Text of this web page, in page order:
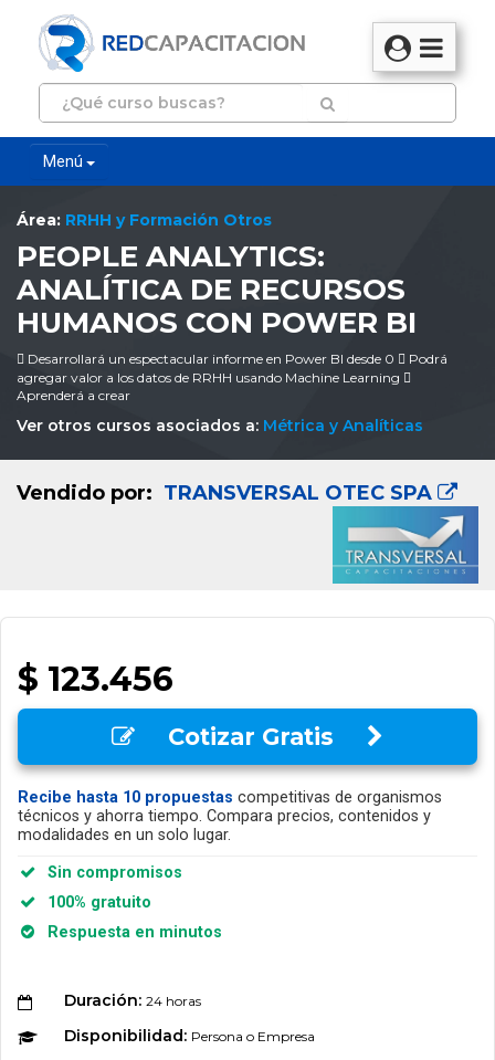
Menú
Área: RRHH y Formación Otros
PEOPLE ANALYTICS:
ANALÍTICA DE RECURSOS
HUMANOS CON POWER BI
 Desarrollará un espectacular informe en Power BI desde 0  Podrá
agregar valor a los datos de RRHH usando Machine Learning 
Aprenderá a crear
Ver otros cursos asociados a: Métrica y Analíticas
Vendido por: TRANSVERSAL OTEC SPA
$ 123.456
Cotizar Gratis
Recibe hasta 10 propuestas competitivas de organismos
técnicos y ahorra tiempo. Compara precios, contenidos y
modalidades en un solo lugar.
Sin compromisos
100% gratuito
Respuesta en minutos
Duración: 24 horas
Disponibilidad: Persona o Empresa